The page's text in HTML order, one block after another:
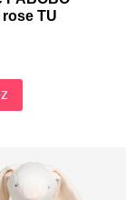
rose TU